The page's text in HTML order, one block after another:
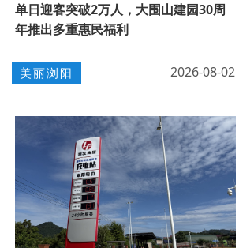
单日迎客突破2万人，大围山建园30周
年推出多重惠民福利
美丽浏阳 2026-08-02